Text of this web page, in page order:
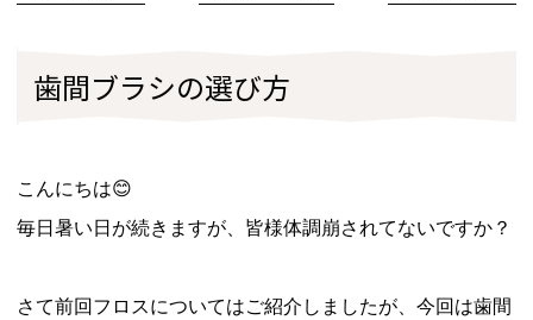
歯間ブラシの選び方
こんにちは😊
毎日暑い日が続きますが、皆様体調崩されてないですか？
さて前回フロスについてはご紹介しましたが、今回は歯間